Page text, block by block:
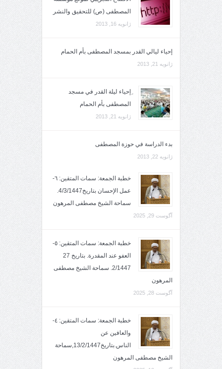
المصطفى (ص) للتحقيق والنشر
ژانویه 16, 2013
إحياء ليالي القدر بمسجد المصطفى بأم الحمام
ژانویه 21, 2013
ِإحياء ليلة القدر في مسجد
المصطفى بأم الحمام
ژانویه 21, 2013
بدء الدراسة في حوزة المصطفى
ژانویه 22, 2013
خطبة الجمعة: سمات المتقين: ٦-
عمل الإحسان بتاريخ4/3/1447.
سماحة الشيخ مصطفى المرهون
آگوست 29, 2025
خطبة الجمعة: سمات المتقين: ٥-
العفو عند المقدرة. بتاريخ 27
2/1447. سماحة الشيخ مصطفى
المرهون
آگوست 28, 2025
خطبة الجمعة: سمات المتقين: ٤-
والعافين عن
الناس.بتاريخ13/2/1447,سماحة
الشيخ مصطفى المرهون